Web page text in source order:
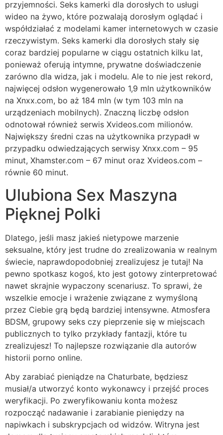
przyjemności. Seks kamerki dla dorosłych to usługi
wideo na żywo, które pozwalają dorosłym oglądać i
współdziałać z modelami kamer internetowych w czasie
rzeczywistym. Seks kamerki dla dorosłych stały się
coraz bardziej popularne w ciągu ostatnich kilku lat,
ponieważ oferują intymne, prywatne doświadczenie
zarówno dla widza, jak i modelu. Ale to nie jest rekord,
najwięcej odsłon wygenerowało 1,9 mln użytkowników
na Xnxx.com, bo aż 184 mln (w tym 103 mln na
urządzeniach mobilnych). Znaczną liczbę odsłon
odnotował również serwis Xvideos.com milionów.
Największy średni czas na użytkownika przypadł w
przypadku odwiedzających serwisy Xnxx.com – 95
minut, Xhamster.com – 67 minut oraz Xvideos.com –
równie 60 minut.
Ulubiona Sex Maszyna
Pięknej Polki
Dlatego, jeśli masz jakieś nietypowe marzenie
seksualne, który jest trudne do zrealizowania w realnym
świecie, naprawdopodobniej zrealizujesz je tutaj! Na
pewno spotkasz kogoś, kto jest gotowy zinterpretować
nawet skrajnie wypaczony scenariusz. To sprawi, że
wszelkie emocje i wrażenie związane z wymyśloną
przez Ciebie grą będą bardziej intensywne. Atmosfera
BDSM, grupowy seks czy pieprzenie się w miejscach
publicznych to tylko przykłady fantazji, które tu
zrealizujesz! To najlepsze rozwiązanie dla autorów
historii porno online.
Aby zarabiać pieniądze na Chaturbate, będziesz
musiał/a utworzyć konto wykonawcy i przejść proces
weryfikacji. Po zweryfikowaniu konta możesz
rozpocząć nadawanie i zarabianie pieniędzy na
napiwkach i subskrypcjach od widzów. Witryna jest